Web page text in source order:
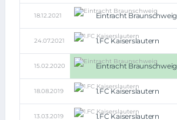
18.12.2021 Eintracht Braunschweig
24.07.2021 1.FC Kaiserslautern
15.02.2020 Eintracht Braunschweig
18.08.2019 1.FC Kaiserslautern
13.03.2019 1.FC Kaiserslautern